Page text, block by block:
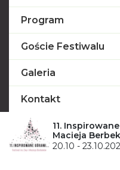
Program
Goście Festiwalu
Galeria
Kontakt
11.
Macieja
20.10 -